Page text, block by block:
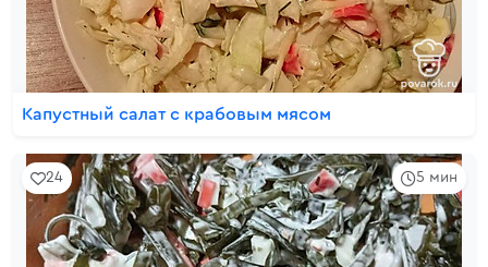
Капустный салат с крабовым мясом
5 мин
24